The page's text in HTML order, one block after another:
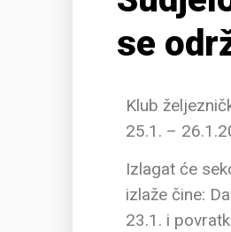
se
Klub
25.1. –
Izlagat će
izlaže čine:
23.1. i